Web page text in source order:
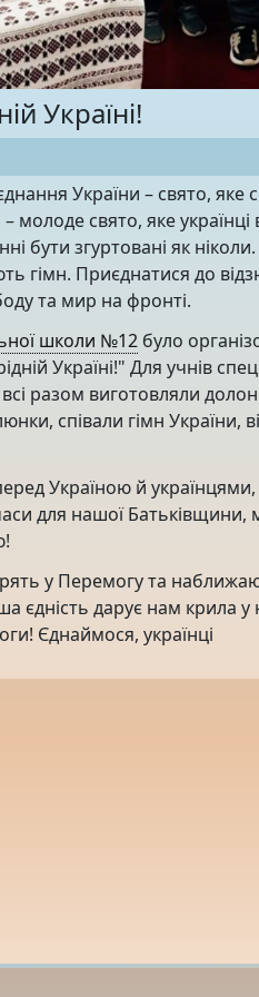
Україні!
України – свято, яке
свято, яке українці
бути згуртовані як
гімн. Приєднатися до
та мир на фронті.
школи №12 було
Україні!" Для учнів
разом виготовляли
співали гімн України,
Україною й
для нашої Батьківщини,
у Перемогу та
єдність дарує нам крила у
Єднаймося, українці